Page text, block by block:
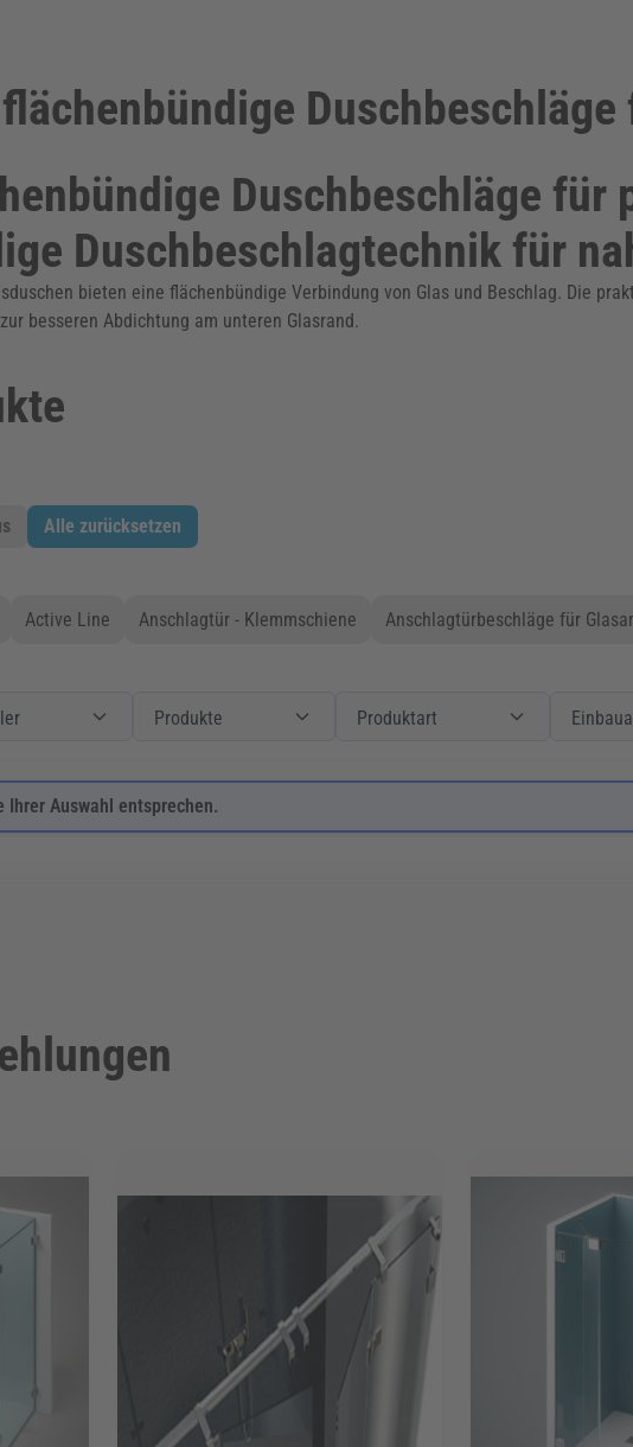
Duschbeschläge
Duschbeschlagtechnik für
bieten eine flächenbündige Verbindung von Glas und Beschlag. Die
besseren Abdichtung am unteren Glasrand.
Alle zurücksetzen
Active Line Anschlagtür - Klemmschiene Anschlagtürbeschläge für
Produkte Produktart
Auswahl entsprechen.